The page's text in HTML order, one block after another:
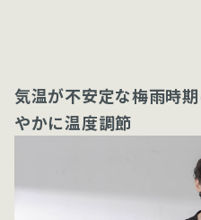
気温が不安定な梅雨時
やかに温度調節